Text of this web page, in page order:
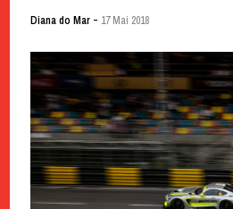
Diana do Mar- 17 Mai 2018